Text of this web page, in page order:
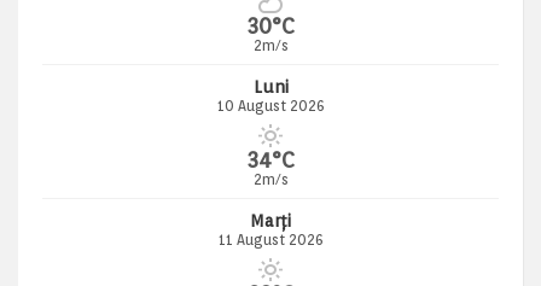
30°C
2m/s
Luni
10 August 2026
34°C
2m/s
Marți
11 August 2026